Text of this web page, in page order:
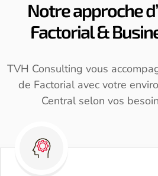
Notre approche
Factorial &
TVH Consulting vous
de Factorial avec votre
Central selon vos